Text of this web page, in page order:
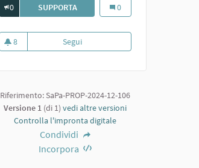
0 SUPPORTAUN NUOVO TEATRO
Un nuovo teatro
0
8
8 sostenitori
Segui
Riferimento: SaPa-PROP-2024-12-106
Versione 1 (di 1) vedi altre versioni
Controlla l'impronta digitale
Condividi
Incorpora